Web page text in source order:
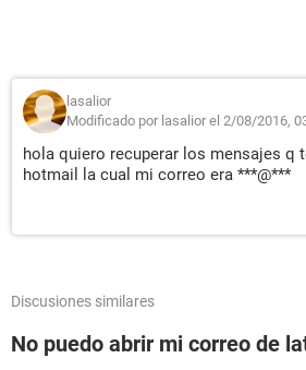
lasalior
Modificado por lasalior el 2/08/2016,
hola quiero recuperar los mensajes q
hotmail la cual mi correo era ***@***
Discusiones similares
No puedo abrir mi correo de